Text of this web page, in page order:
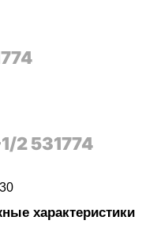
2 531774
характеристики